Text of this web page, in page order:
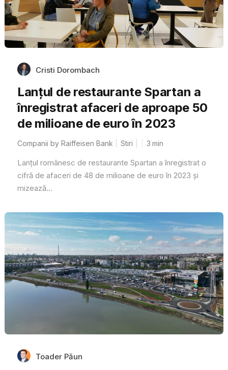
Cristi Dorombach
Lanțul de restaurante Spartan a
înregistrat afaceri de aproape 50
de milioane de euro în 2023
Companii by Raiffeisen Bank Stiri 3 min
Lanțul românesc de restaurante Spartan a înregistrat o
cifră de afaceri de 48 de milioane de euro în 2023 și
mizează...
Toader Păun